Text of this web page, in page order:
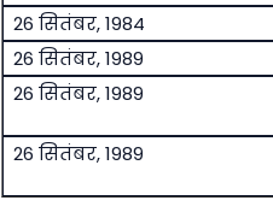
26 सितंबर, 1984
26 सितंबर, 1989
26 सितंबर, 1989
26 सितंबर, 1989